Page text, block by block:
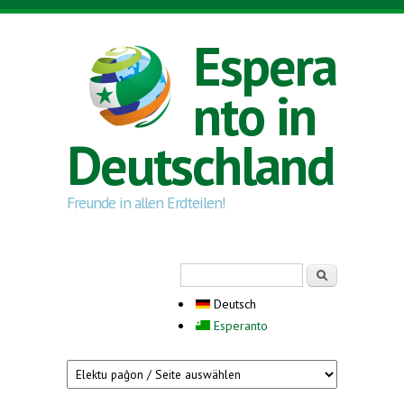
Direkt zum Inhalt
Espera
nto in
Deutschland
Freunde in allen Erdteilen!
Deutsch
Esperanto